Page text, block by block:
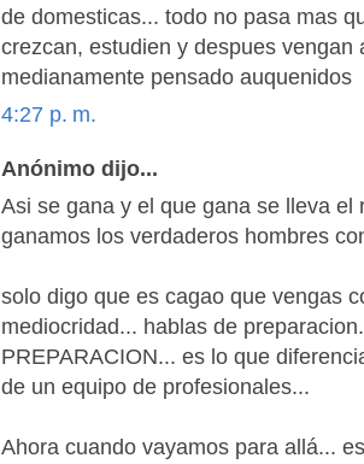
de domesticas... todo no pasa mas
crezcan, estudien y despues vengan
medianamente pensado auquenidos
4:27 p. m.
Anónimo dijo...
Asi se gana y el que gana se lleva el
ganamos los verdaderos hombres
solo digo que es cagao que vengas
mediocridad... hablas de
PREPARACION... es lo que
de un equipo de profesionales...
Ahora cuando vayamos para allá...